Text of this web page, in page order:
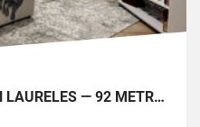
VENDO APARTAMENTO EN LAURELES — 92 METROS.